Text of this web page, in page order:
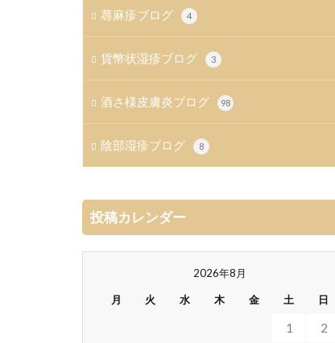
蕁麻疹ブログ 4
貨幣状湿疹ブログ 3
酒さ様皮膚炎ブログ 98
陰部湿疹ブログ 8
投稿カレンダー
2026年8月
月 火 水 木 金 土 日
1
2